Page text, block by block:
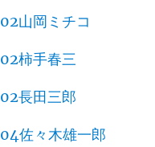
02山岡ミチコ
02柿手春三
02長田三郎
04佐々木雄一郎